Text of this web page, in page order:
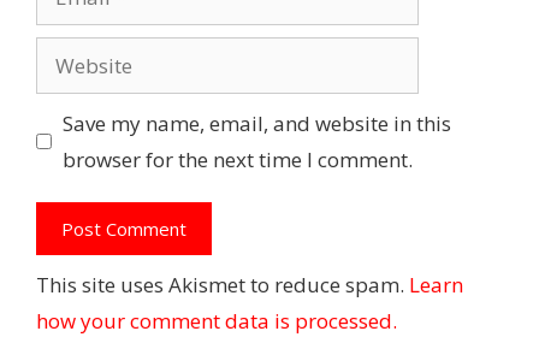
Website
Save my name, email, and website in this
browser for the next time I comment.
This site uses Akismet to reduce spam. Learn
how your comment data is processed.